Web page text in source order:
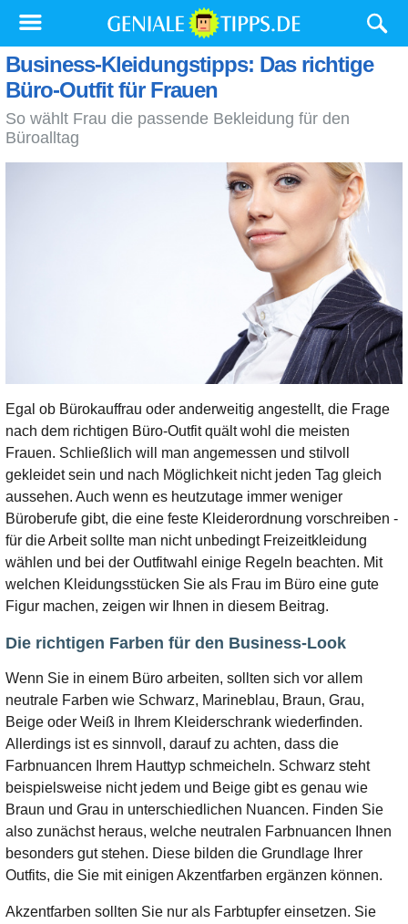
Business-Kleidungstipps: Das richtige
Büro-Outfit für Frauen
So wählt Frau die passende Bekleidung für den
Büroalltag
Egal ob Bürokauffrau oder anderweitig angestellt, die Frage
nach dem richtigen Büro-Outfit quält wohl die meisten
Frauen. Schließlich will man angemessen und stilvoll
gekleidet sein und nach Möglichkeit nicht jeden Tag gleich
aussehen. Auch wenn es heutzutage immer weniger
Büroberufe gibt, die eine feste Kleiderordnung vorschreiben -
für die Arbeit sollte man nicht unbedingt Freizeitkleidung
wählen und bei der Outfitwahl einige Regeln beachten. Mit
welchen Kleidungsstücken Sie als Frau im Büro eine gute
Figur machen, zeigen wir Ihnen in diesem Beitrag.
Die richtigen Farben für den Business-Look
Wenn Sie in einem Büro arbeiten, sollten sich vor allem
neutrale Farben wie Schwarz, Marineblau, Braun, Grau,
Beige oder Weiß in Ihrem Kleiderschrank wiederfinden.
Allerdings ist es sinnvoll, darauf zu achten, dass die
Farbnuancen Ihrem Hauttyp schmeicheln. Schwarz steht
beispielsweise nicht jedem und Beige gibt es genau wie
Braun und Grau in unterschiedlichen Nuancen. Finden Sie
also zunächst heraus, welche neutralen Farbnuancen Ihnen
besonders gut stehen. Diese bilden die Grundlage Ihrer
Outfits, die Sie mit einigen Akzentfarben ergänzen können.
Akzentfarben sollten Sie nur als Farbtupfer einsetzen. Sie